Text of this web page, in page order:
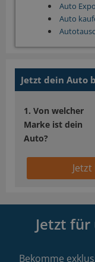
Auto
Auto
Jetzt dein Auto
Von welcher
Marke ist dein
Auto?
Jetzt
Bekomme